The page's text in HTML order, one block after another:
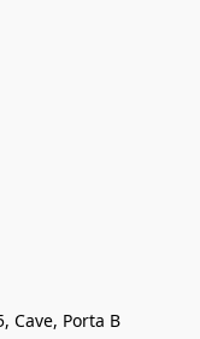
Cave, Porta B